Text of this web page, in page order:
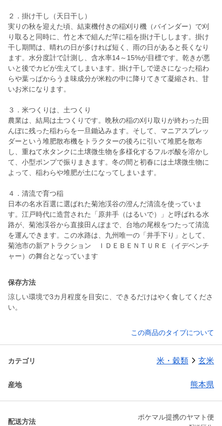
２．掛け干し（天日干し）
実りの秋を迎えた頃、結束機付きの稲刈り機（バインダー）で刈
り取ると同時に、竹と木で組んだ竿に稲を掛け干しします。掛け
干し期間は、晴れの日が多ければ短く、雨の日があると長くなり
ます。水分度計で計測し、含水率14～15%が目標です。乾きが悪
いと後でカビが生えてしまいます。掛け干しで逆さになった稲わ
らや葉っぱからうま味成分が米粒の中に降りてきて凝縮され、甘
いお米になります。
３．米つくりは、土つくり
農業は、結局は土つくりです。晩秋の稲の刈り取りが終わった田
んぼに残った稲わらを一旦鋤込みます。そして、マニアスプレッ
ダーという堆肥散布機をトラクターの後ろに引いて堆肥を散布
し、重ねて水タンクに土壌微生物を多様化するフルボ酸を溶かし
て、小型ポンプで振りまきます。冬の間と初春には土壌微生物に
よって、稲わらや堆肥が土になってしまいます。
４．清流で育つ稲
日本の名水百選に選ばれた菊池渓谷の澄んだ清流を使っていま
す。江戸時代に造営された「原井手（はるいで）」と呼ばれる水
路が、菊池渓谷から直接田んぼまで、台地の尾根をつたって清流
を運んできます。この水路は、九州唯一の「井手下り」として、
菊池市の新アトラクション ＩＤＥＢＥＮＴＵＲＥ（イデベンチ
ャー）の舞台となっています
保存方法
涼しい環境で3カ月程度を目安に、できるだけはやく食してくださ
い。
この商品のタイプについて
カテゴリ 米・穀類 玄米
産地 熊本県
配送方法
ポケマル提携のヤマト便